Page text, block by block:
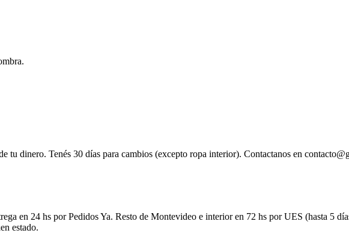
tu dinero. Tenés 30 días para cambios (excepto ropa interior). Contactanos en
en 24 hs por Pedidos Ya. Resto de Montevideo e interior en 72 hs por UES (hasta 5
estado.